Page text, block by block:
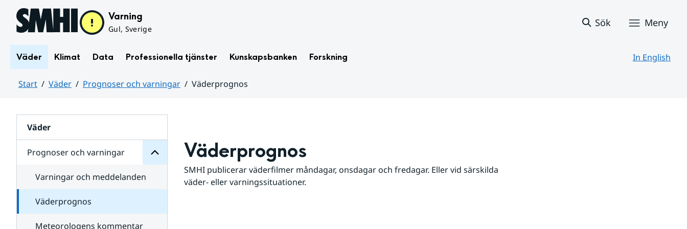
Hoppa till sidans innehåll Varning
Gul, Sverige
Sök Meny
Väder Klimat Data Professionella tjänster Kunskapsbanken Forskning In English
Start Väder Prognoser och varningar
Väderprognos
Väder
Prognoser och varningar
för
varningar
Varningar och meddelanden
Väderprognos
Meteorologens kommentar
Väderprognos
SMHI publicerar väderfilmer måndagar, onsdagar och fredagar. Eller vid särskilda
väder- eller varningssituationer.